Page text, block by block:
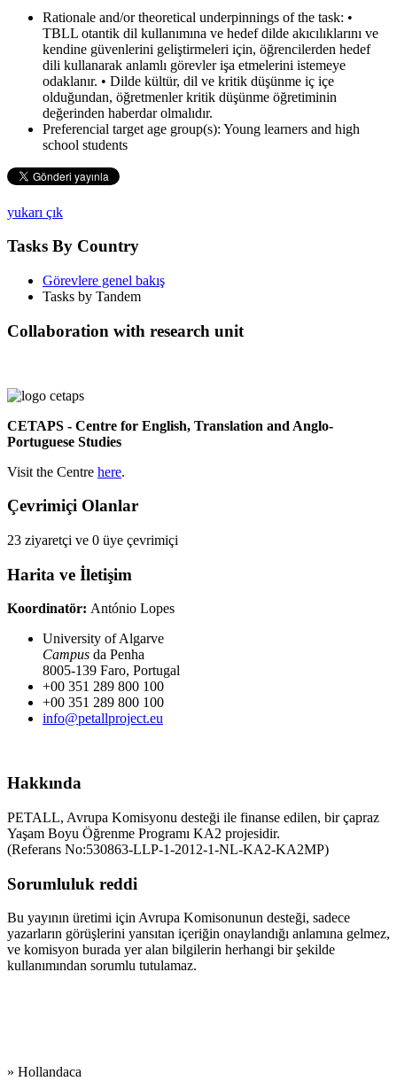
Rationale and/or theoretical underpinnings of the task: •
TBLL otantik dil kullanımına ve hedef dilde akıcılıklarını ve
kendine güvenlerini geliştirmeleri için, öğrencilerden hedef
dili kullanarak anlamlı görevler işa etmelerini istemeye
odaklanır. • Dilde kültür, dil ve kritik düşünme iç içe
olduğundan, öğretmenler kritik düşünme öğretiminin
değerinden haberdar olmalıdır.
Preferencial target age group(s): Young learners and high
school students
yukarı çık
Tasks By Country
Görevlere genel bakış
Tasks by Tandem
Collaboration with research unit
CETAPS - Centre for English, Translation and Anglo-
Portuguese Studies
Visit the Centre here.
Çevrimiçi Olanlar
23 ziyaretçi ve 0 üye çevrimiçi
Harita ve İletişim
Koordinatör: António Lopes
University of Algarve
Campus da Penha
8005-139 Faro, Portugal
+00 351 289 800 100
+00 351 289 800 100
info@petallproject.eu
Hakkında
PETALL, Avrupa Komisyonu desteği ile finanse edilen, bir çapraz
Yaşam Boyu Öğrenme Programı KA2 projesidir.
(Referans No:530863-LLP-1-2012-1-NL-KA2-KA2MP)
Sorumluluk reddi
Bu yayının üretimi için Avrupa Komisonunun desteği, sadece
yazarların görüşlerini yansıtan içeriğin onaylandığı anlamına gelmez,
ve komisyon burada yer alan bilgilerin herhangi bir şekilde
kullanımından sorumlu tutulamaz.
» Hollandaca